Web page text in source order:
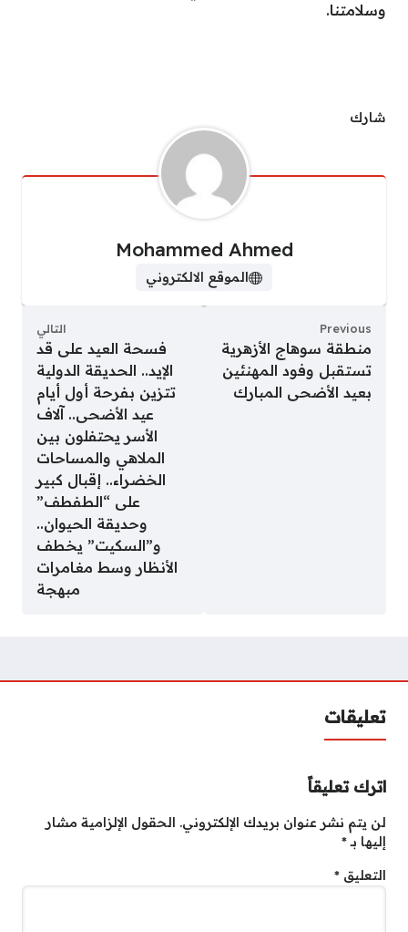
وسلامتنا.
شارك
Mohammed Ahmed
الموقع الالكتروني
Previous
منطقة سوهاج الأزهرية
تستقبل وفود المهنئين
بعيد الأضحى المبارك
التالي
فسحة العيد على قد
الإيد.. الحديقة الدولية
تتزين بفرحة أول أيام
عيد الأضحى.. آلاف
الأسر يحتفلون بين
الملاهي والمساحات
الخضراء.. إقبال كبير
على “الطفطف”
وحديقة الحيوان..
و”السكيت” يخطف
الأنظار وسط مغامرات
مبهجة
تعليقات
اترك تعليقاً
لن يتم نشر عنوان بريدك الإلكتروني. الحقول الإلزامية مشار
إليها بـ*
التعليق *